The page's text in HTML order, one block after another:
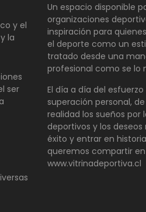
y el
la
ser
Un espacio disponible
organizaciones
inspiración para
el deporte como un
tratado desde una
profesional como se lo
El día a día del esfuerzo
superación personal,
realidad los sueños por
deportivos y los deseos
éxito y entrar en
queremos compartir en
www.vitrinadeportiva.cl